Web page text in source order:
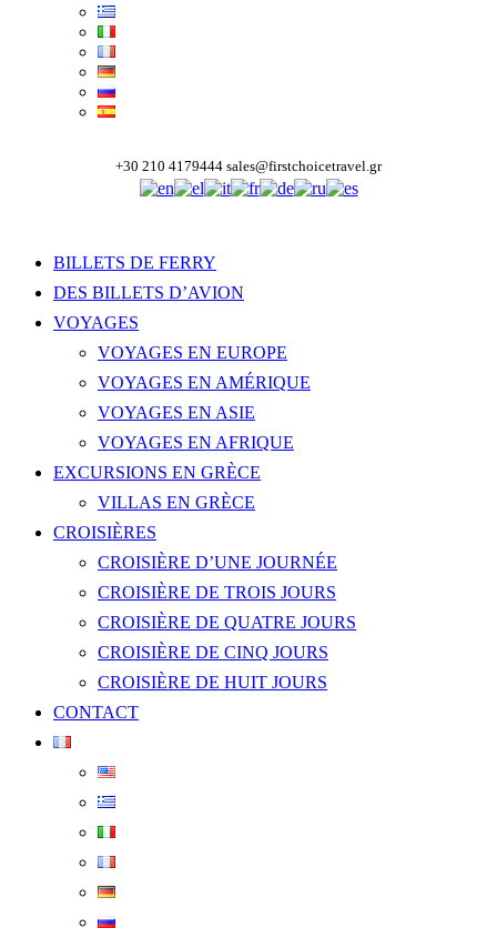
+30 210 4179444 sales@firstchoicetravel.gr
BILLETS DE FERRY
DES BILLETS D’AVION
VOYAGES
VOYAGES EN EUROPE
VOYAGES EN AMÉRIQUE
VOYAGES EN ASIE
VOYAGES EN AFRIQUE
EXCURSIONS EN GRÈCE
VILLAS EN GRÈCE
CROISIÈRES
CROISIÈRE D’UNE JOURNÉE
CROISIÈRE DE TROIS JOURS
CROISIÈRE DE QUATRE JOURS
CROISIÈRE DE CINQ JOURS
CROISIÈRE DE HUIT JOURS
CONTACT